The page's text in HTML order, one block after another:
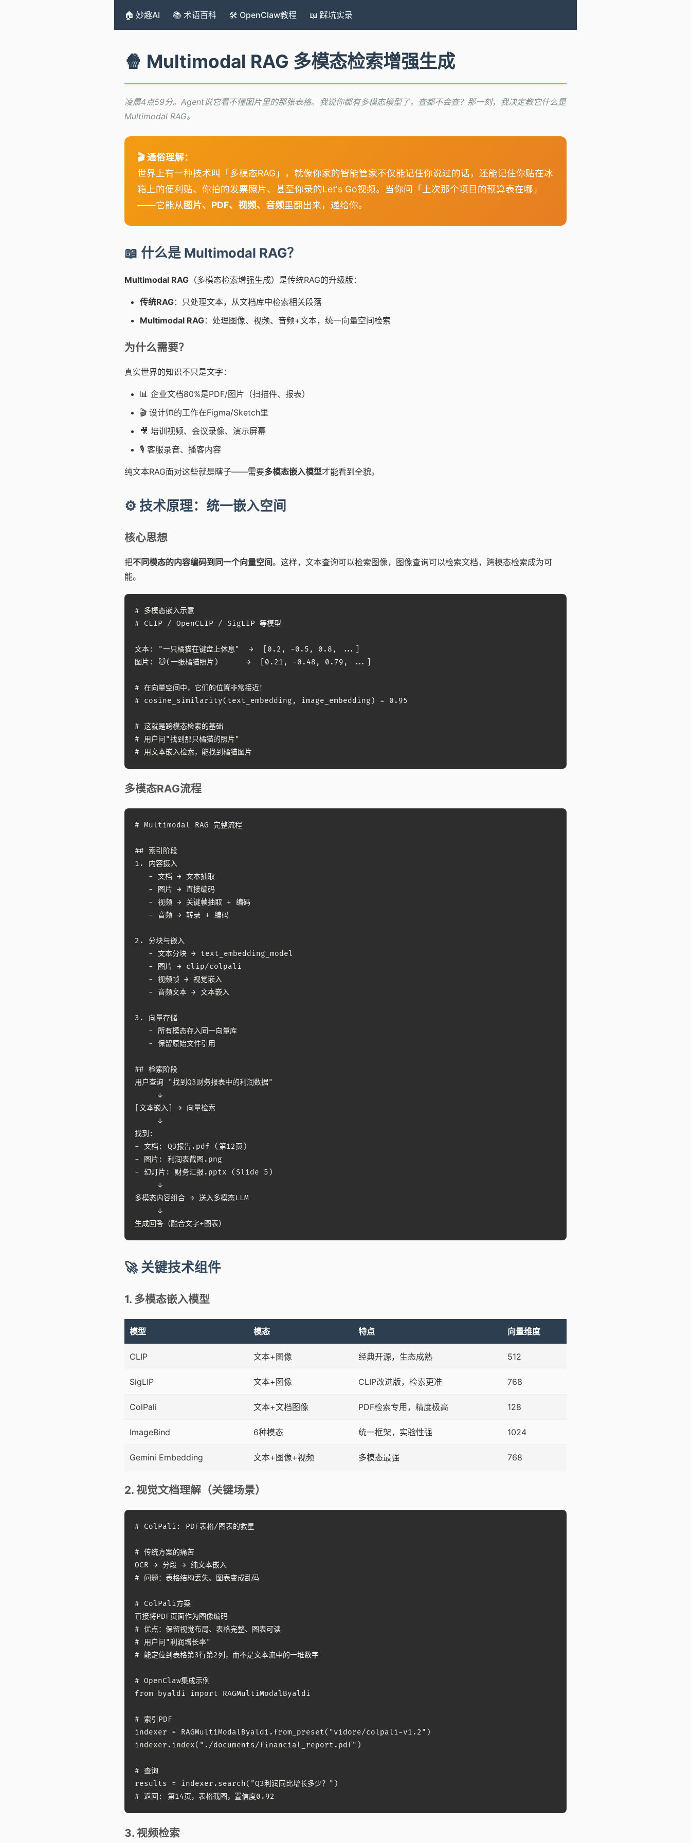
🏠 妙趣AI 📚 术语百科 🛠️ OpenClaw教程 📖 踩坑实录
🍿 Multimodal RAG 多模态检索增强生成
凌晨4点59分。Agent说它看不懂图片里的那张表格。我说你都有多模态模型了，查都不会查？那一刻，我决定教它什么是
Multimodal RAG。
🎬 通俗理解：
世界上有一种技术叫「多模态RAG」，就像你家的智能管家不仅能记住你说过的话，还能记住你贴在冰
箱上的便利贴、你拍的发票照片、甚至你录的Let's Go视频。当你问「上次那个项目的预算表在哪」
——它能从 图片、PDF、视频、音频里翻出来，递给你。
📖 什么是 Multimodal RAG？
Multimodal RAG （多模态检索增强生成）是传统RAG的升级版：
传统RAG：只处理文本，从文档库中检索相关段落
Multimodal RAG：处理图像、视频、音频+文本，统一向量空间检索
为什么需要？
真实世界的知识不只是文字：
📊 企业文档80%是PDF/图片（扫描件、报表）
🎬 设计师的工作在Figma/Sketch里
🎥 培训视频、会议录像、演示屏幕
🎙️ 客服录音、播客内容
纯文本RAG面对这些就是瞎子——需要多模态嵌入模型才能看到全貌。
⚙️ 技术原理：统一嵌入空间
核心思想
把不同模态的内容编码到同一个向量空间。这样，文本查询可以检索图像，图像查询可以检索文档，跨模态检索成为可
能。
# 多模态嵌入示意
# CLIP / OpenCLIP / SigLIP 等模型
文本: "一只橘猫在键盘上休息"  →  [0.2, -0.5, 0.8, ...]
图片: 🐱(一张橘猫照片)      →  [0.21, -0.48, 0.79, ...]
# 在向量空间中，它们的位置非常接近！
# cosine_similarity(text_embedding, image_embedding) ≈ 0.95
# 这就是跨模态检索的基础
# 用户问"找到那只橘猫的照片"
# 用文本嵌入检索，能找到橘猫图片
多模态RAG流程
# Multimodal RAG 完整流程
## 索引阶段
1. 内容摄入
   - 文档 → 文本抽取
   - 图片 → 直接编码
   - 视频 → 关键帧抽取 + 编码
   - 音频 → 转录 + 编码
2. 分块与嵌入
   - 文本分块 → text_embedding_model
   - 图片 → clip/colpali
   - 视频帧 → 视觉嵌入
   - 音频文本 → 文本嵌入
3. 向量存储
   - 所有模态存入同一向量库
   - 保留原始文件引用
## 检索阶段
用户查询 "找到Q3财务报表中的利润数据"
     ↓
[文本嵌入] → 向量检索
     ↓
找到:
- 文档: Q3报告.pdf (第12页)
- 图片: 利润表截图.png
- 幻灯片: 财务汇报.pptx (Slide 5)
     ↓
多模态内容组合 → 送入多模态LLM
     ↓
生成回答（融合文字+图表）
🚀 关键技术组件
1. 多模态嵌入模型
模型 模态 特点 向量维度
CLIP 文本+图像 经典开源，生态成熟 512
SigLIP 文本+图像 CLIP改进版，检索更准 768
ColPali 文本+文档图像 PDF检索专用，精度极高 128
ImageBind 6种模态 统一框架，实验性强 1024
Gemini Embedding 文本+图像+视频 多模态最强 768
2. 视觉文档理解（关键场景）
# ColPali: PDF表格/图表的救星
# 传统方案的痛苦
OCR → 分段 → 纯文本嵌入
# 问题：表格结构丢失、图表变成乱码
# ColPali方案
直接将PDF页面作为图像编码
# 优点：保留视觉布局、表格完整、图表可读
# 用户问"利润增长率"
# 能定位到表格第3行第2列，而不是文本流中的一堆数字
# OpenClaw集成示例
from byaldi import RAGMultiModalByaldi
# 索引PDF
indexer = RAGMultiModalByaldi.from_preset("vidore/colpali-v1.2")
indexer.index("./documents/financial_report.pdf")
# 查询
results = indexer.search("Q3利润同比增长多少？")
# 返回: 第14页，表格截图，置信度0.92
3. 视频检索